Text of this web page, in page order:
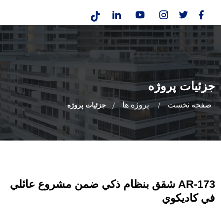
جزئیات پروژه
صفحه نخست پروژه ها جزئیات پروژه
AR-173 شقق بنظام ذكي ضمن مشروع عائلي
في كاديكوي